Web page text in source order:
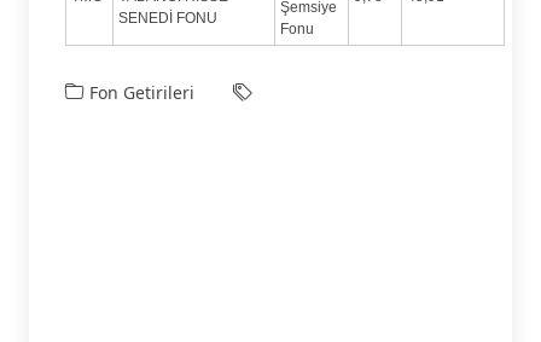
SENEDİ FONU
Şemsiye
Fonu
Fon Getirileri